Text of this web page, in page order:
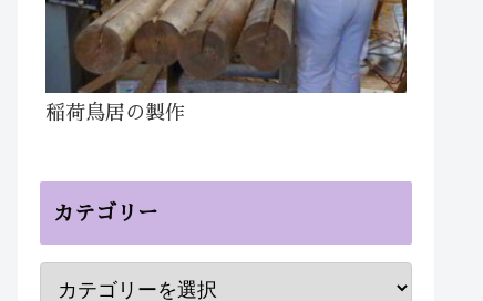
稲荷鳥居の製作
カテゴリー